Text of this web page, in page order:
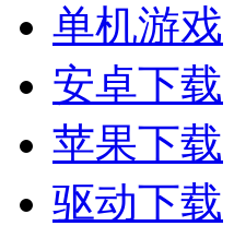
单机游戏
安卓下载
苹果下载
驱动下载